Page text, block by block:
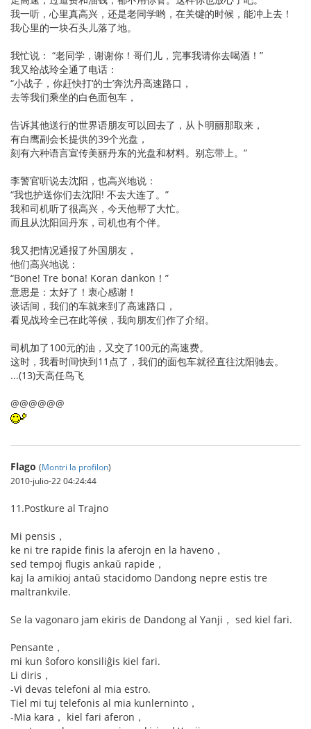
我一听，心里真高兴，还是老同学哟，在关键的时候，能冲上去！
我心里的一块石头儿落了地。
我忙说： “老同学，谢谢你！哥们儿，完事我请你去喝酒！”
我又给战玲全通了电话：
“小战子，你赶快打‘的士’奔沈丹高速路口，
去等我们乘坐的白色面包车，
告诉其他送行的世界语朋友可以回去了，从卜明丽那取来，
有白鹰副会长提供的39个光盘，
刻有六种语言宣传美丽丹东的光盘和材料。别忘带上。”
李警官听说去沈阳，也高兴地说：
“我也护送你们去沈阳! 不去大连了。”
我和司机听了很高兴，今天他帮了大忙。
而且从沈阳回丹东，司机也有个伴。
我又把情况通报了外国朋友，
他们高兴地说：
“Bone! Tre bona! Koran dankon！”
意思是：太好了！衷心感谢！
谈话间，我们的车就来到了高速路口，
看见战玲全已在此等候，我向朋友们作了介绍。
司机加了100元的油，又交了100元的高速费。
这时，我看时间快到11点了，我们的面包车就径直往沈阳驰去。
...(13)天高任鸟飞
@@@@@@
Flago (Montri la profilon)
2010-julio-22 04:24:44
11.Postkure al Trajno
Mi pensis，
ke ni tre rapide finis la aferojn en la haveno，
sed tempoj flugis ankaŭ rapide，
kaj la amikioj antaŭ stacidomo Dandong nepre estis tre
maltrankvile.
Se la vagonaro jam ekiris de Dandong al Yanji， sed kiel fari.
Pensante，
mi kun ŝoforo konsiliĝis kiel fari.
Li diris，
-Vi devas telefoni al mia estro.
Tiel mi tuj telefonis al mia kunlerninto，
-Mia kara， kiel fari aferon，